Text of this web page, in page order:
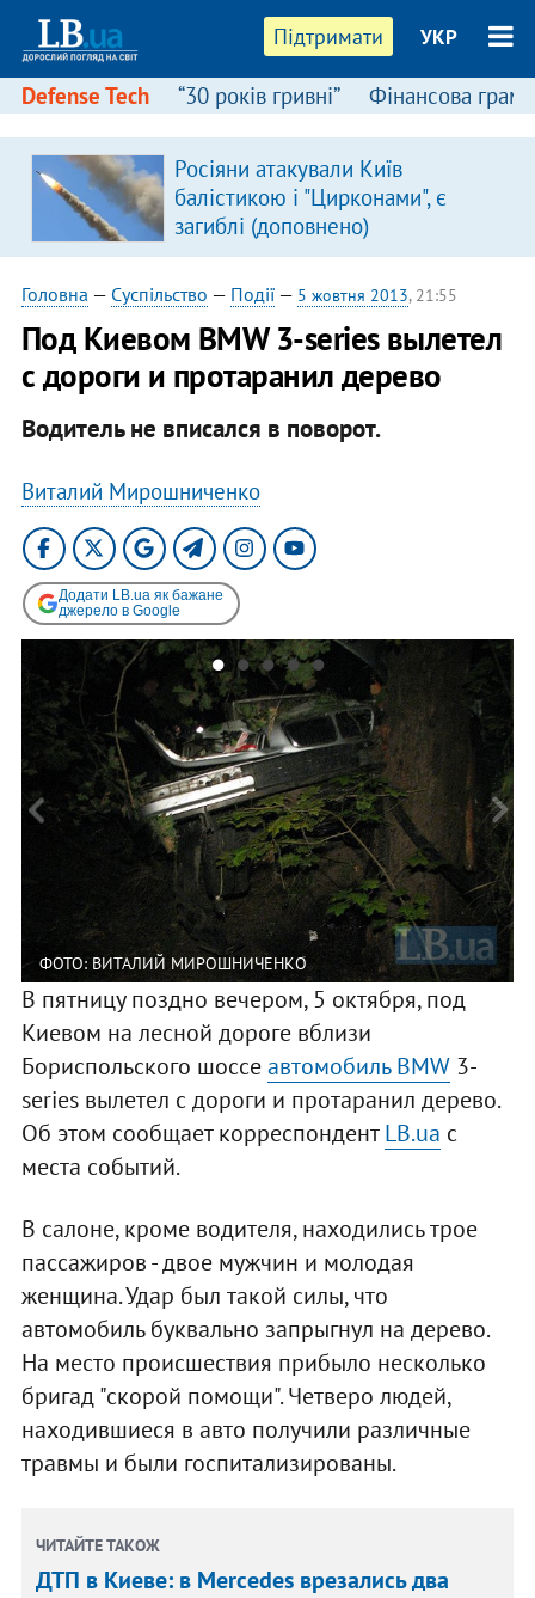
Підтримати УКР
Defense Tech “30 років гривні” Фінансова
Росіяни атакували Київ
балістикою і "Цирконами", є
загиблі (доповнено)
Головна — Суспільство — Події— 5 жовтня 2013, 21:55
Под Киевом BMW 3-series вылетел
с дороги и протаранил дерево
Водитель не вписался в поворот.
Виталий Мирошниченко
Додати LB.ua як бажане
джерело в Google
ФОТО: ВИТАЛИЙ МИРОШНИЧЕНКО
В пятницу поздно вечером, 5 октября, под
Киевом на лесной дороге вблизи
Бориспольского шоссеавтомобиль BMW3-
series вылетел с дороги и протаранил дерево.
Об этом сообщает корреспондентLB.ua c
места событий.
В салоне, кроме водителя, находились трое
пассажиров - двое мужчин и молодая
женщина. Удар был такой силы, что
автомобиль буквально запрыгнул на дерево.
На место происшествия прибыло несколько
бригад "скорой помощи". Четверо людей,
находившиеся в авто получили различные
травмы и были госпитализированы.
ЧИТАЙТЕ ТАКОЖ
ДТП в Киеве: в Mercedes врезались два